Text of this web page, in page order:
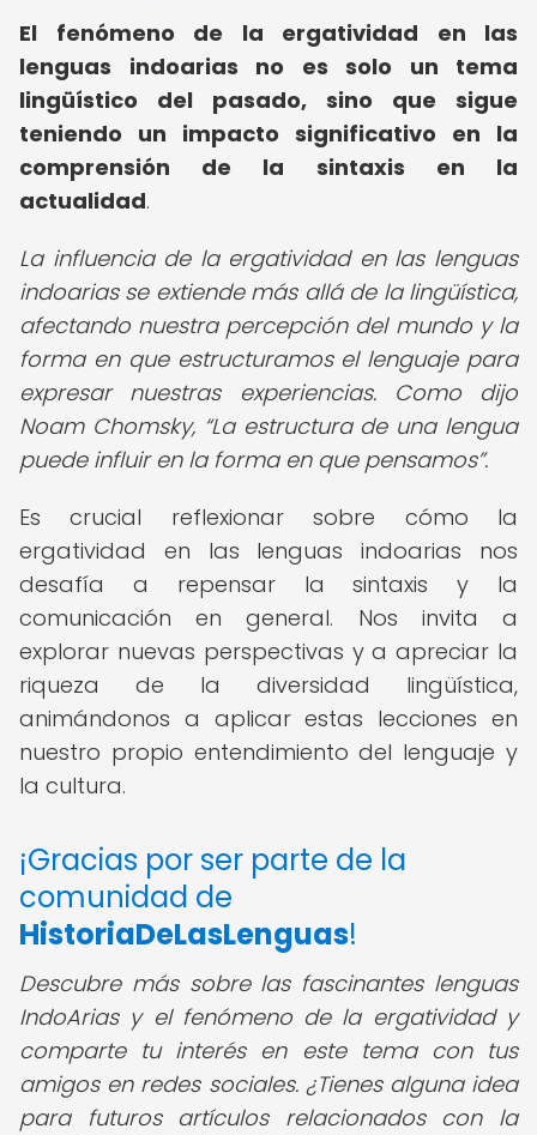
El fenómeno de la ergatividad en las
lenguas indoarias no es solo un tema
lingüístico del pasado, sino que sigue
teniendo un impacto significativo en la
comprensión de la sintaxis en la
actualidad.
La influencia de la ergatividad en las lenguas
indoarias se extiende más allá de la lingüística,
afectando nuestra percepción del mundo y la
forma en que estructuramos el lenguaje para
expresar nuestras experiencias. Como dijo
Noam Chomsky, La estructura de una lengua
puede influir en la forma en que pensamos .
Es crucial reflexionar sobre cómo la
ergatividad en las lenguas indoarias nos
desafía a repensar la sintaxis y la
comunicación en general. Nos invita a
explorar nuevas perspectivas y a apreciar la
riqueza de la diversidad lingüística,
animándonos a aplicar estas lecciones en
nuestro propio entendimiento del lenguaje y
la cultura.
¡Gracias por ser parte de la
comunidad de
HistoriaDeLasLenguas!
Descubre más sobre las fascinantes lenguas
IndoArias y el fenómeno de la ergatividad y
comparte tu interés en este tema con tus
amigos en redes sociales. ¿Tienes alguna idea
para futuros artículos relacionados con la